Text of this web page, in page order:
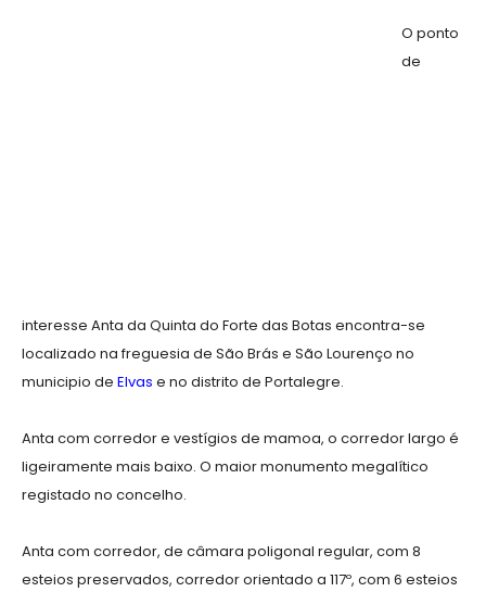
O ponto
de
interesse Anta da Quinta do Forte das Botas encontra-se
localizado na freguesia de São Brás e São Lourenço no
municipio de Elvas e no distrito de Portalegre.
Anta com corredor e vestígios de mamoa, o corredor largo é
ligeiramente mais baixo. O maior monumento megalítico
registado no concelho.
Anta com corredor, de câmara poligonal regular, com 8
esteios preservados, corredor orientado a 117º, com 6 esteios